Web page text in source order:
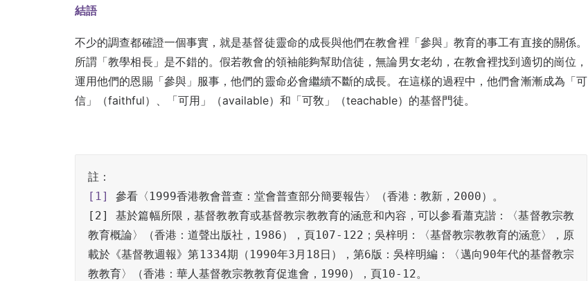
結語
不少的調查都確證一個事實，就是基督徒靈命的成長與他們在教會裡「參與」教育的事工有直接的關係。
所謂「教學相長」是不錯的。假若教會的領袖能夠幫助信徒，無論男女老幼，在教會裡找到適切的崗位，
運用他們的恩賜「參與」服事，他們的靈命必會繼續不斷的成長。在這樣的過程中，他們會漸漸成為「可
信」（faithful）、「可用」（available）和「可敎」（teachable）的基督門徒。
[1]
參看〈1999香港教會普查：堂會普查部分簡要報告〉（香港：教新，2000）。
[2] 基於篇幅所限，基督教教育或基督教宗教教育的涵意和內容，可以参看蕭克諧：〈基督教宗教
教育概論〉（香港：道聲出版社，1986），頁107-122；吳梓明：〈基督教宗教教育的涵意〉，原
載於《基督教週報》第1334期（1990年3月18日），第6版：吳梓明編：〈邁向90年代的基督教宗
教教育〉（香港：華人基督教宗教教育促進會，1990），頁10-12。